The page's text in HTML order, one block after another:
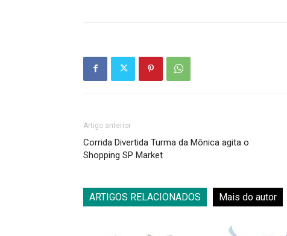
Artigo anterior
Corrida Divertida Turma da Mônica agita o
Shopping SP Market
ARTIGOS RELACIONADOS Mais do autor